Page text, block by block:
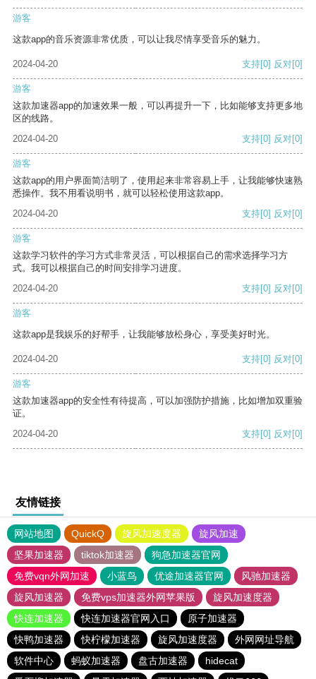
游客
这款app的音乐资源非常优质，可以让我尽情享受音乐的魅力。
2024-04-20 支持[0] 反对[0]
游客
这款加速器app的加速效果一般，可以再提升一下，比如能够支持更多地
区的线路。
2024-04-20
支持[0] 反对[0]
游客
这款app的用户界面简洁明了，使用起来非常容易上手，让我能够快速熟
悉操作。我不用看说明书，就可以轻松使用这款app。
2024-04-20
支持[0] 反对[0]
游客
这款学习软件的学习方式非常灵活，可以根据自己的需求选择学习方
式。我可以根据自己的时间安排学习进度。
2024-04-20
支持[0] 反对[0]
游客
这款app是我娱乐的好帮手，让我能够放松身心，享受美好时光。
2024-04-20 支持[0] 反对[0]
游客
这款加速器app的安全性有待提高，可以加强防护措施，比如增加双重验
证。
2024-04-20
支持[0] 反对[0]
友情链接
网站地图 QuickQ 旋风加速度器
旋风加速
坚果加速器
tiktok加速器
狗急加速器官网
免费vqn外网加速
小蓝鸟 优途加速器官网
风驰加速器
旋风加速器
免费vps加速器外网苹果版
旋风加速度器
快连加速器
快连加速器官网入口
原子加速器
快鸭加速器
快柠檬加速器 旋风加速度器
外网网址导航
软件中心
蚂蚁加速器 盘古加速器
hidecat